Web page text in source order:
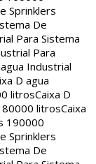
Sprinklers
De
Para Sistema
Para
Industrial
D agua
litrosCaixa D
litrosCaixa
190000
Sprinklers
De